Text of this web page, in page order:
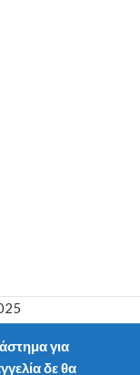
για
δε θα